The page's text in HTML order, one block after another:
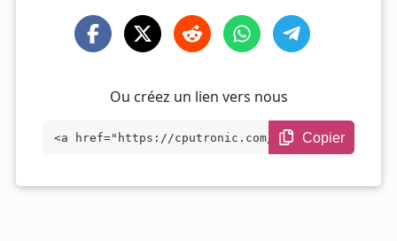
Ou créez un lien vers nous
<a href="https://cputronic.com/fr/gpu/am
Copier